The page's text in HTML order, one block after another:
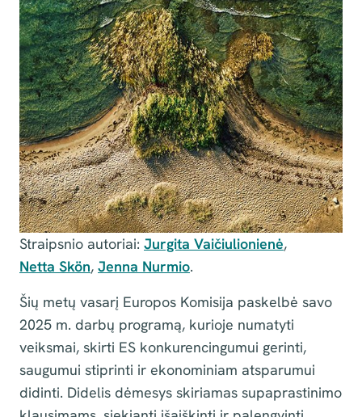
Straipsnio autoriai: Jurgita Vaičiulionienė,
Netta Skön, Jenna Nurmio.
Šių metų vasarį Europos Komisija paskelbė savo
2025 m. darbų programą, kurioje numatyti
veiksmai, skirti ES konkurencingumui gerinti,
saugumui stiprinti ir ekonominiam atsparumui
didinti. Didelis dėmesys skiriamas supaprastinimo